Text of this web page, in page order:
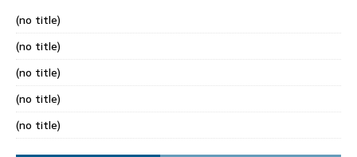
(no title)
(no title)
(no title)
(no title)
(no title)